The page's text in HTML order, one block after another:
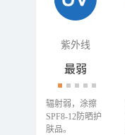
紫外线
最弱
辐射弱，涂擦
SPF8-12防晒护
肤品。